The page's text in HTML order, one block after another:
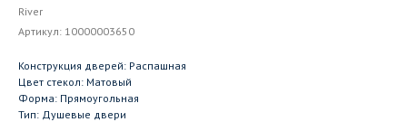
River
Артикул: 10000003650
Конструкция дверей: Распашная
Цвет стекол: Матовый
Форма: Прямоугольная
Тип: Душевые двери